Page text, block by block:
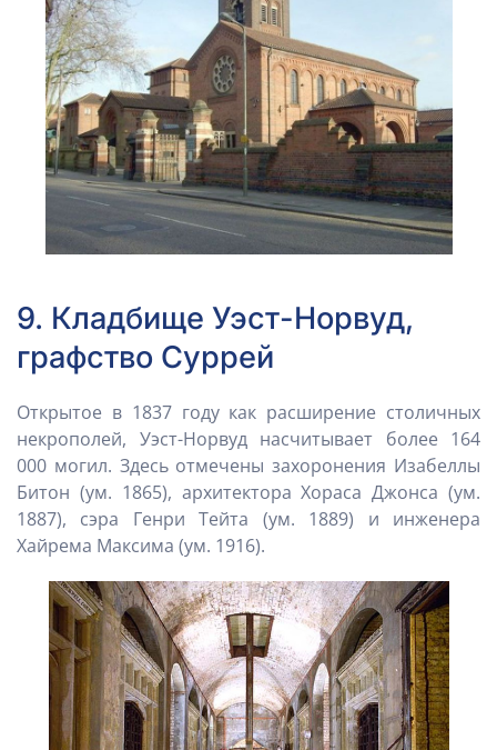
9. Кладбище Уэст-Норвуд,
графство Суррей
Открытое в 1837 году как расширение столичных
некрополей, Уэст-Норвуд насчитывает более 164
000 могил. Здесь отмечены захоронения Изабеллы
Битон (ум. 1865), архитектора Хораса Джонса (ум.
1887), сэра Генри Тейта (ум. 1889) и инженера
Хайрема Максима (ум. 1916).